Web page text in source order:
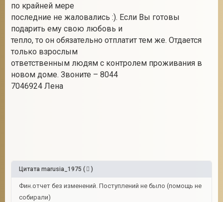
по крайней мере
последние не жаловались :). Если Вы готовы
подарить ему свою любовь и
тепло, то он обязательно отплатит тем же. Отдается
только взрослым
ответственным людям с контролем проживания в
новом доме. Звоните – 8044
7046924 Лена
Цитата marusia_1975 ( )
Фин.отчет без изменений. Поступлений не было (помощь не
собирали)